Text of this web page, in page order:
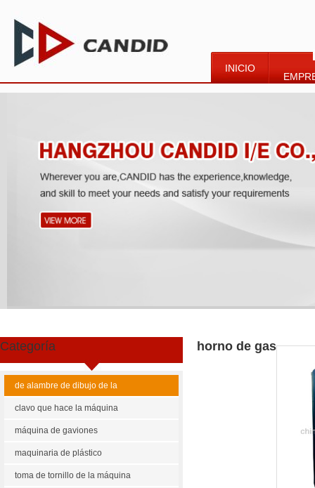
INICIO
Categoría
de alambre de dibujo de la
máquina
clavo que hace la máquina
máquina de gaviones
maquinaria de plástico
toma de tornillo de la máquina
horno de gas